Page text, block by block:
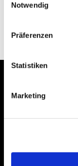
Notwendig
Präferenzen
Statistiken
Marketing